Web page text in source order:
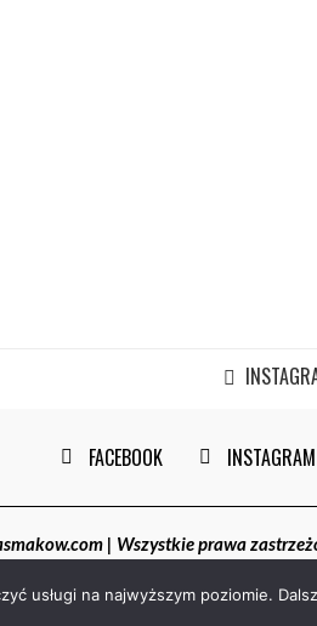
FACEBOOK INSTAGRAM
| Wszystkie prawa
usługi na najwyższym poziomie.